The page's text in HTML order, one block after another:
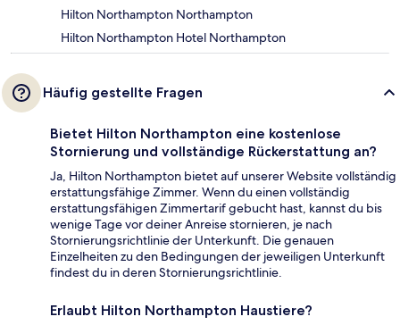
Hilton Northampton Northampton
Hilton Northampton Hotel Northampton
Häufig gestellte Fragen
Bietet Hilton Northampton eine kostenlose
Stornierung und vollständige Rückerstattung an?
Ja, Hilton Northampton bietet auf unserer Website vollständig
erstattungsfähige Zimmer. Wenn du einen vollständig
erstattungsfähigen Zimmertarif gebucht hast, kannst du bis
wenige Tage vor deiner Anreise stornieren, je nach
Stornierungsrichtlinie der Unterkunft. Die genauen
Einzelheiten zu den Bedingungen der jeweiligen Unterkunft
findest du in deren Stornierungsrichtlinie.
Erlaubt Hilton Northampton Haustiere?